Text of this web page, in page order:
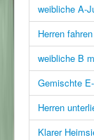
weibliche A-
Herren
weibliche B
Gemischte
Herren
Klarer